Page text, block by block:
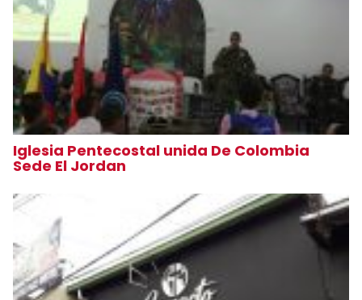
Iglesia Pentecostal unida De Colombia
Sede El Jordan